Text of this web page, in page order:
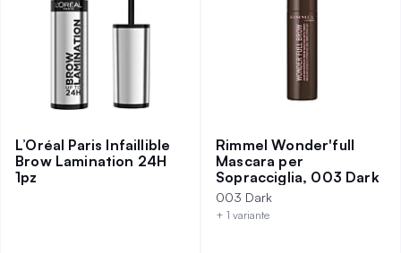
L’Oréal Paris Infaillible
Brow Lamination 24H
1pz
Rimmel Wonder'full
Mascara per
Sopracciglia, 003 Dark
003 Dark
+ 1 variante